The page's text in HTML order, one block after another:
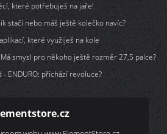
které potřebuješ na jaře!
stačí nebo máš ještě kolečko navíc?
které využiješ na kole
smysl pro někoho ještě rozměr 27,5 palce?
- ENDURO: přichází revoluce?